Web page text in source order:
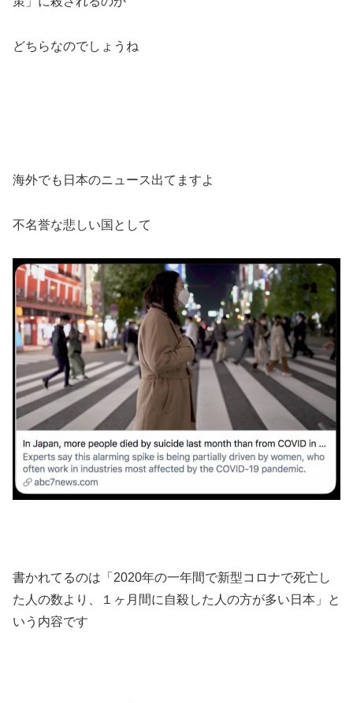
どちらなのでしょうね
海外でも日本のニュース出てますよ
不名誉な悲しい国として
書かれてるのは「2020年の一年間で新型コロナで死亡し
た人の数より、１ヶ月間に自殺した人の方が多い日本」と
いう内容です